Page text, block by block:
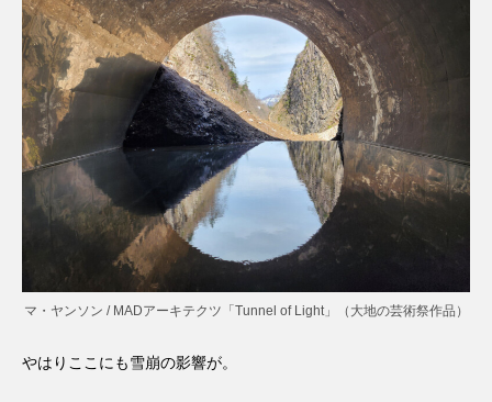
マ・ヤンソン / MADアーキテクツ「Tunnel of Light」（大地の芸術祭作品）
やはりここにも雪崩の影響が。